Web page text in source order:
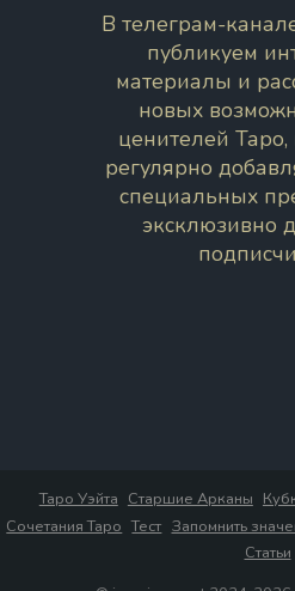
В телеграм-
публикуем
материалы и
новых
ценителей
регулярно
специальных
эксклюзивно
Таро Уэйта Старшие Арканы
Сочетания Таро Тест Запомнить
Статьи